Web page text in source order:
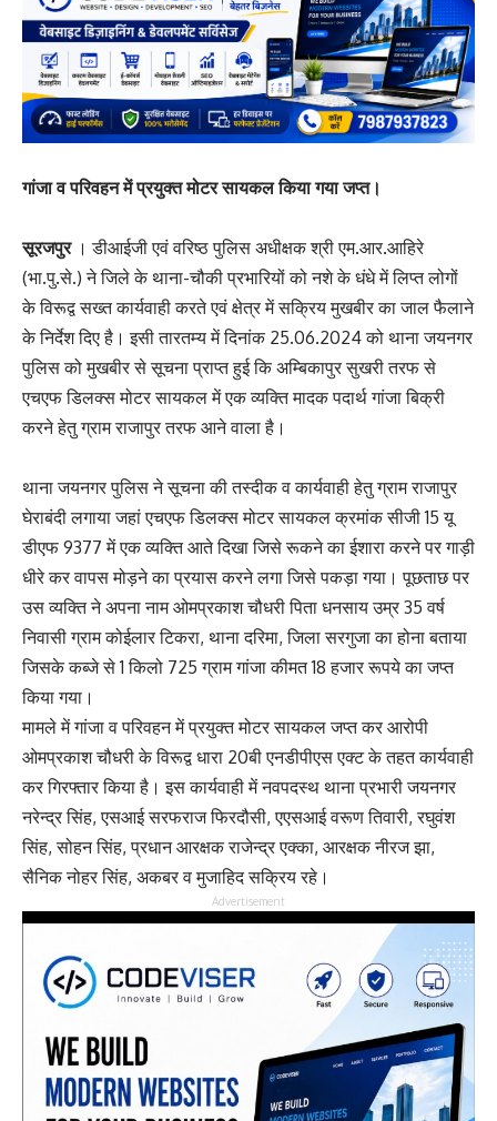
गांजा व परिवहन में प्रयुक्त मोटर सायकल किया गया जप्त।
सूरजपुर। डीआईजी एवं वरिष्ठ पुलिस अधीक्षक श्री एम.आर.आहिरे
(भा.पु.से.) ने जिले के थाना-चौकी प्रभारियों को नशे के धंधे में लिप्त लोगों
के विरूद्व सख्त कार्यवाही करते एवं क्षेत्र में सक्रिय मुखबीर का जाल फैलाने
के निर्देश दिए है। इसी तारतम्य में दिनांक 25.06.2024 को थाना जयनगर
पुलिस को मुखबीर से सूचना प्राप्त हुई कि अम्बिकापुर सुखरी तरफ से
एचएफ डिलक्स मोटर सायकल में एक व्यक्ति मादक पदार्थ गांजा बिक्री
करने हेतु ग्राम राजापुर तरफ आने वाला है।
थाना जयनगर पुलिस ने सूचना की तस्दीक व कार्यवाही हेतु ग्राम राजापुर
घेराबंदी लगाया जहां एचएफ डिलक्स मोटर सायकल क्रमांक सीजी 15 यू
डीएफ 9377 में एक व्यक्ति आते दिखा जिसे रूकने का ईशारा करने पर गाड़ी
धीरे कर वापस मोड़ने का प्रयास करने लगा जिसे पकड़ा गया। पूछताछ पर
उस व्यक्ति ने अपना नाम ओमप्रकाश चौधरी पिता धनसाय उम्र 35 वर्ष
निवासी ग्राम कोईलार टिकरा, थाना दरिमा, जिला सरगुजा का होना बताया
जिसके कब्जे से 1 किलो 725 ग्राम गांजा कीमत 18 हजार रूपये का जप्त
किया गया।
मामले में गांजा व परिवहन में प्रयुक्त मोटर सायकल जप्त कर आरोपी
ओमप्रकाश चौधरी के विरूद्व धारा 20बी एनडीपीएस एक्ट के तहत कार्यवाही
कर गिरफ्तार किया है। इस कार्यवाही में नवपदस्थ थाना प्रभारी जयनगर
नरेन्द्र सिंह, एसआई सरफराज फिरदौसी, एएसआई वरूण तिवारी, रघुवंश
सिंह, सोहन सिंह, प्रधान आरक्षक राजेन्द्र एक्का, आरक्षक नीरज झा,
सैनिक नोहर सिंह, अकबर व मुजाहिद सक्रिय रहे।
Advertisement